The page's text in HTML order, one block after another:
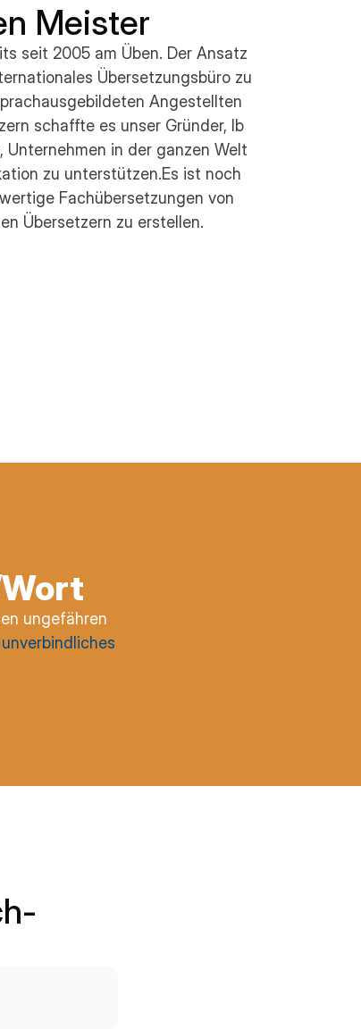
Meister
seit 2005 am Üben. Der Ansatz
Übersetzungsbüro zu
Angestellten
schaffte es unser Gründer, Ib
in der ganzen Welt
zu unterstützen.Es ist noch
Fachübersetzungen von
Übersetzern zu erstellen.
ungefähren
unverbindliches